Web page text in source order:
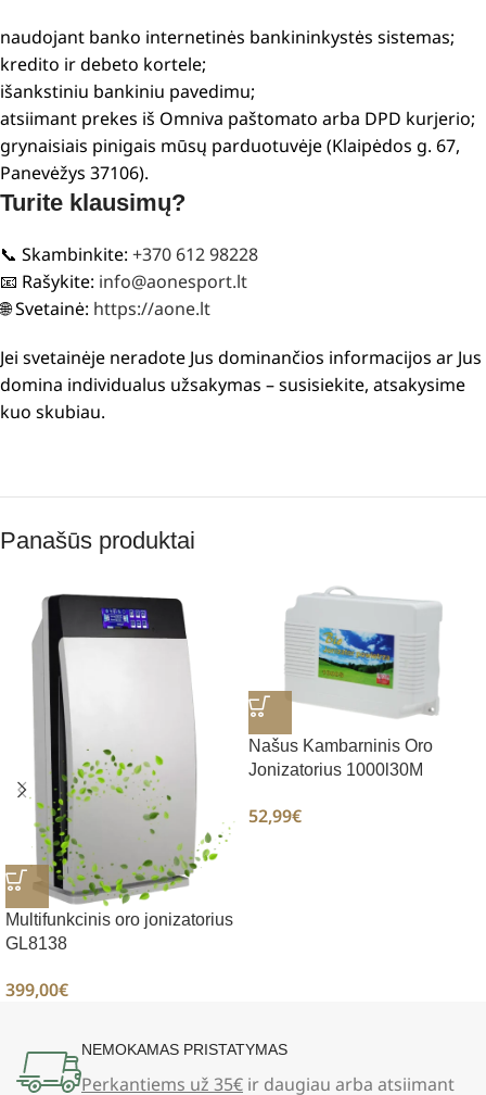
naudojant banko internetinės bankininkystės sistemas;
kredito ir debeto kortele;
išankstiniu bankiniu pavedimu;
atsiimant prekes iš Omniva paštomato arba DPD kurjerio;
grynaisiais pinigais mūsų parduotuvėje (Klaipėdos g. 67,
Panevėžys 37106).
Turite klausimų?
📞 Skambinkite: +370 612 98228
📧 Rašykite: info@aonesport.lt
🌐 Svetainė: https://aone.lt
Jei svetainėje neradote Jus dominančios informacijos ar Jus
domina individualus užsakymas – susisiekite, atsakysime
kuo skubiau.
Panašūs produktai
Multifunkcinis oro jonizatorius
GL8138
399,00€
Našus Kambarninis Oro
Jonizatorius 1000l30M
52,99€
NEMOKAMAS PRISTATYMAS
Perkantiems už 35€ ir daugiau arba atsiimant